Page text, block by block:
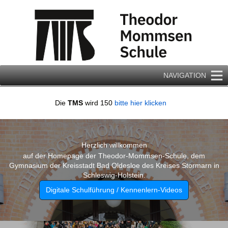
NAVIGATION
Die TMS wird 150 bitte hier klicken
Herzlich willkommen
auf der Homepage der Theodor-Mommsen-Schule, dem
Gymnasium der Kreisstadt Bad Oldesloe des Kreises Stormarn in
Schleswig-Holstein.
Digitale Schulführung / Kennenlern-Videos